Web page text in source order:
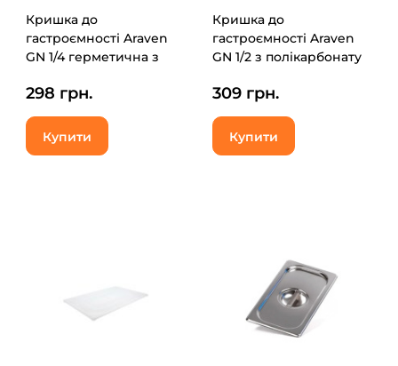
Кришка до
гастроємності Araven
GN 1/4 герметична з
298 грн.
Купити
Кришка до
гастроємності Araven
GN 1/2 з полікарбонату
309 грн.
Купити